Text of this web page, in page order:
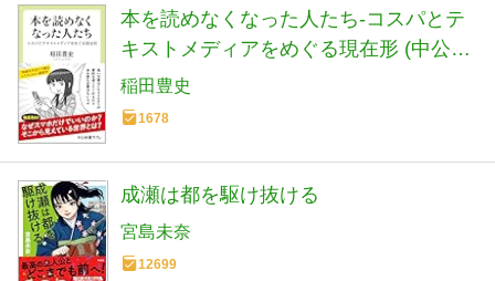
本を読めなくなった人たち-コスパとテ
キストメディアをめぐる現在形 (中公新
書ラクレ 861)
稲田豊史
1678
成瀬は都を駆け抜ける
宮島未奈
12699